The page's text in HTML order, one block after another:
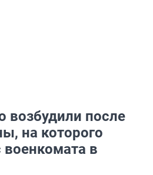
возбудили после
на которого
военкомата в